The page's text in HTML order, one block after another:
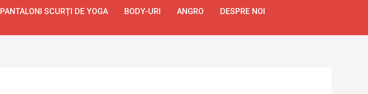
PANTALONI SCURȚI DE YOGA BODY-URI ANGRO
DESPRE NOI